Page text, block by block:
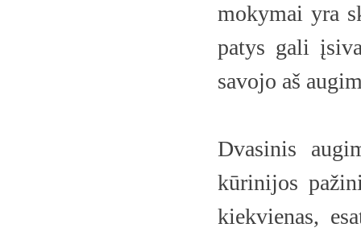
mokymai yra
patys gali
savojo aš
Dvasinis
kūrinijos
kiekvienas,